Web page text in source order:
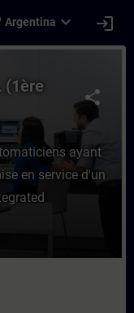
Argentina expand_more login
PORTAL
share
(1ère
ayant
en service d'un